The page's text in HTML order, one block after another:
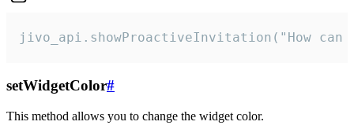
jivo_api.showProactiveInvitation("How
setWidgetColor#
This method allows you to change the widget color.